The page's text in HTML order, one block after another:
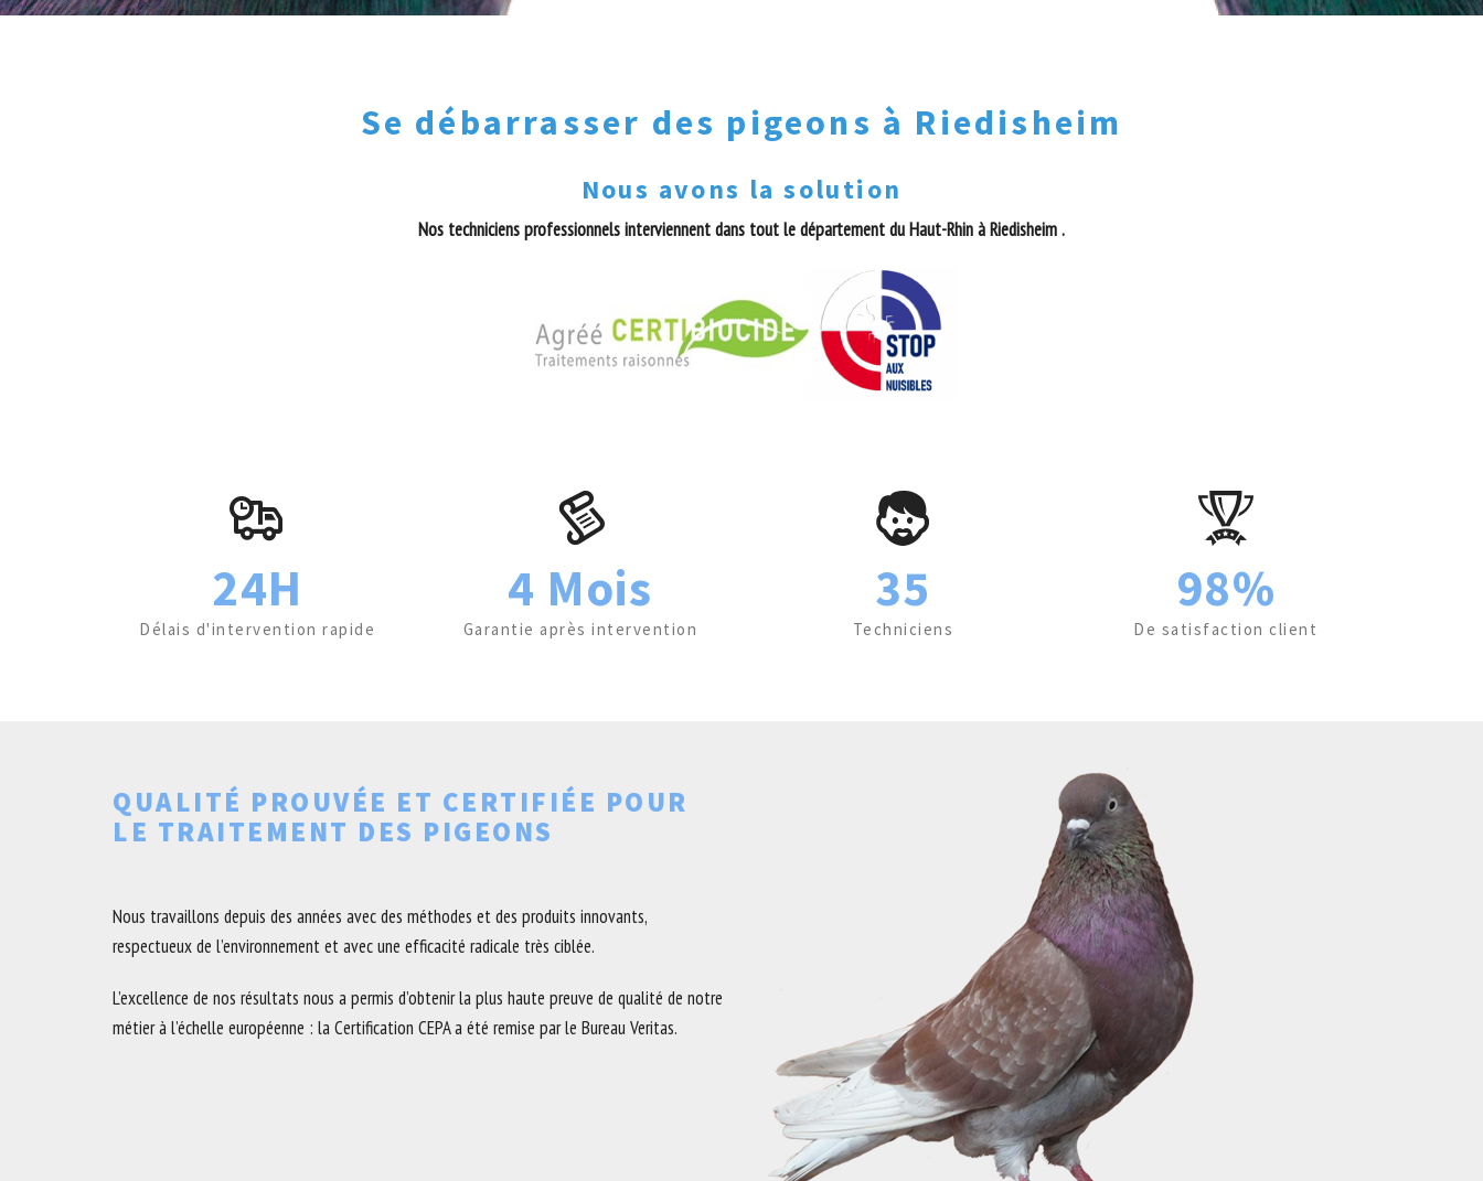
Se débarrasser des pigeons à Riedisheim
Nous avons la solution
Nos techniciens professionnels interviennent dans tout le département du Haut-Rhin à Riedisheim .
24H
Délais d'intervention rapide
4 Mois
Garantie après intervention
35
Techniciens
98%
De satisfaction client
QUALITÉ PROUVÉE ET CERTIFIÉE POUR
LE TRAITEMENT DES PIGEONS
Nous travaillons depuis des années avec des méthodes et des produits innovants,
respectueux de l’environnement et avec une efficacité radicale très ciblée.
L’excellence de nos résultats nous a permis d’obtenir la plus haute preuve de qualité de notre
métier à l’échelle européenne : la Certification CEPA a été remise par le Bureau Veritas.